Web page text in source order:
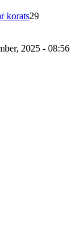
korats29
2025 - 08:56